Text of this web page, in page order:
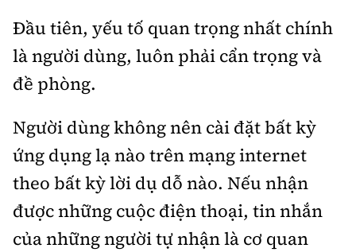
Đầu tiên, yếu tố quan trọng nhất chính
là người dùng, luôn phải cẩn trọng và
đề phòng.
Người dùng không nên cài đặt bất kỳ
ứng dụng lạ nào trên mạng internet
theo bất kỳ lời dụ dỗ nào. Nếu nhận
được những cuộc điện thoại, tin nhắn
của những người tự nhận là cơ quan